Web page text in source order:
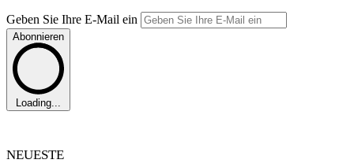
Geben Sie Ihre E-Mail ein
Abonnieren
Loading...
NEUESTE